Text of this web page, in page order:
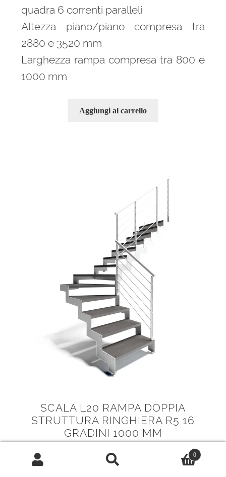
quadra 6 correnti paralleli
Altezza piano/piano compresa tra
2880 e 3520 mm
Larghezza rampa compresa tra 800 e
1000 mm
Aggiungi al carrello
SCALA L20 RAMPA DOPPIA
STRUTTURA RINGHIERA R5 16
GRADINI 1000 MM
IN OFFERTA! 0